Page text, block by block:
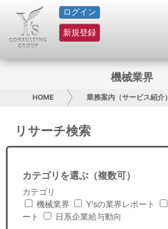
ログイン
新規登録
HOME
サービス紹介
グループ概要
採用情報
日本人にPR
コンサルティング
機械業界
HOME 業務案内（サービス紹介）
リサーチ検索
カテゴリを選ぶ（複数可）
カテゴリ
機械業界
Y'sの業界レポート
ート
日系企業給与動向